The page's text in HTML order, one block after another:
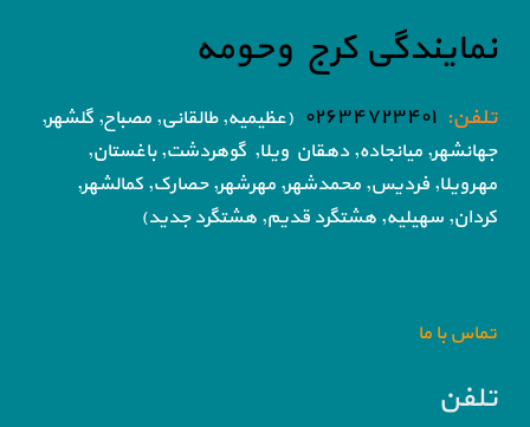
نمایندگی کرج وحومه
تلفن: ۰۲۶۳۴۷۲۳۴۰۱
(عظیمیه, طالقانی, مصباح, گلشهر,
جهانشهر, میانجاده, دهقان ویلا, گوهردشت, باغستان,
مهرویلا, فردیس, محمدشهر, مهرشهر, حصارک, کمالشهر,
کردان, سهیلیه, هشتگرد قدیم, هشتگرد جدید)
تماس با ما
تلفن